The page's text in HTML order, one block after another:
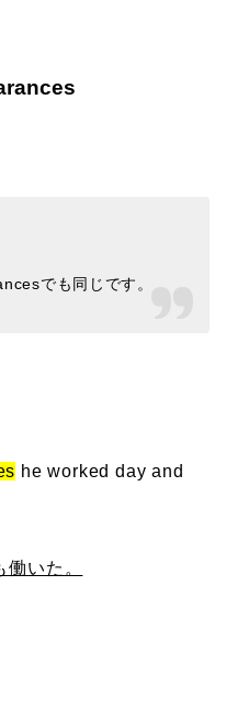
でも同じです。
he worked day and
いた。